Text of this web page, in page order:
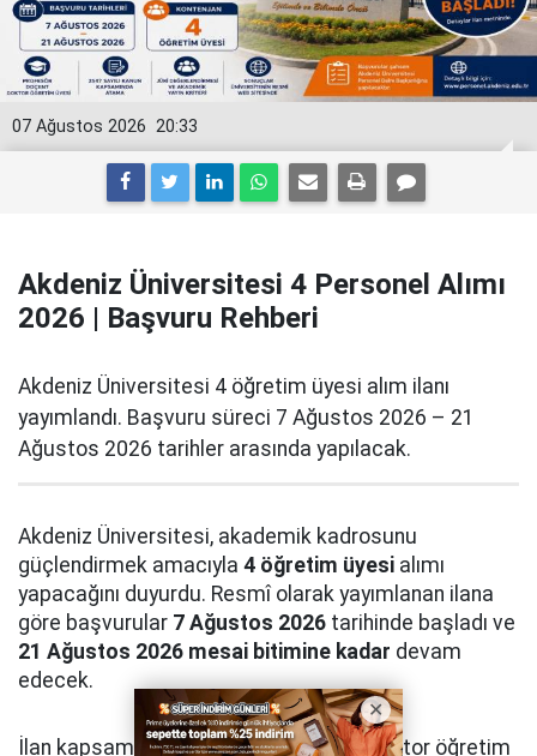
20:33
07 Ağustos 2026
Akdeniz Üniversitesi 4 Personel Alımı
2026 | Başvuru Rehberi
Akdeniz Üniversitesi 4 öğretim üyesi alım ilanı
yayımlandı. Başvuru süreci 7 Ağustos 2026 – 21
Ağustos 2026 tarihler arasında yapılacak.
Akdeniz Üniversitesi, akademik kadrosunu
güçlendirmek amacıyla 4 öğretim üyesi alımı
yapacağını duyurdu. Resmî olarak yayımlanan ilana
göre başvurular 7 Ağustos 2026 tarihinde başladı ve
21 Ağustos 2026 mesai bitimine kadar devam
edecek.
İlan kapsamında profesör, doçent ve doktor öğretim